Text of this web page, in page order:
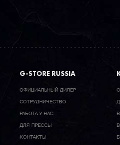
G-STORE RUSSIA
ОФИЦИАЛЬНЫЙ ДИЛЕР
CОТРУДНИЧЕСТВО
РАБОТА У НАС
ДЛЯ ПРЕССЫ
КОНТАКТЫ